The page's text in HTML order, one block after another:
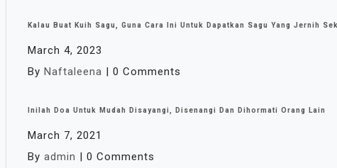
Kalau Buat Kuih Sagu, Guna Cara Ini Untuk Dapatkan Sagu Yang Jernih
March 4, 2023
By Naftaleena 0 Comments
Inilah Doa Untuk Mudah Disayangi, Disenangi Dan Dihormati Orang Lain
March 7, 2021
By admin 0 Comments